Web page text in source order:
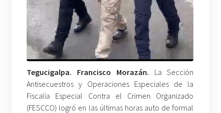
Tegucigalpa. Francisco Morazán. La Sección
Antisecuestros y Operaciones Especiales de la
Fiscalía Especial Contra el Crimen Organizado
(FESCCO) logró en las últimas horas auto de formal